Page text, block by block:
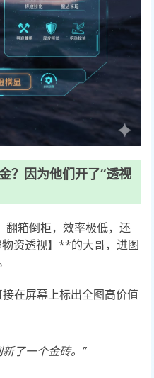
？因为他们开了“透视
翻箱倒柜，效率极低，还
资透视】**的大哥，进图
在屏幕上标出全图高价值
了一个金砖。”